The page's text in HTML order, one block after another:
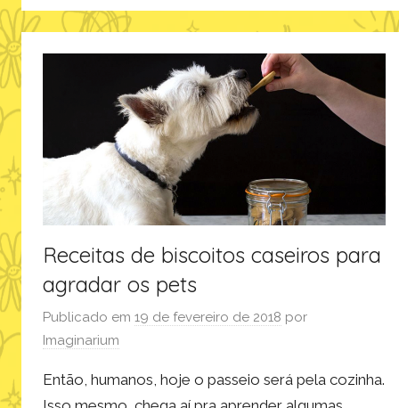
r
u
Receitas de biscoitos caseiros para
agradar os pets
Publicado em 19 de fevereiro de 2018 por
Imaginarium
Então, humanos, hoje o passeio será pela cozinha.